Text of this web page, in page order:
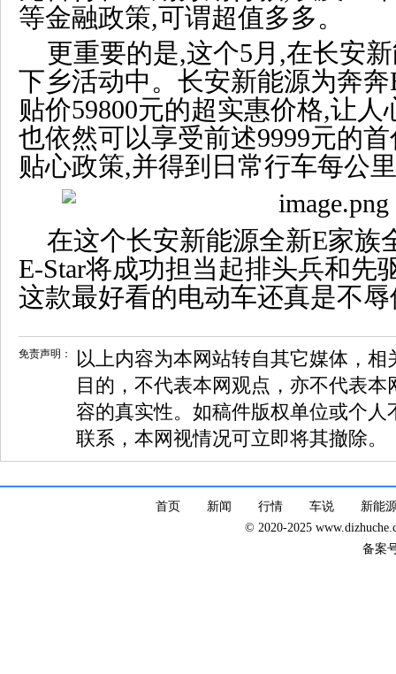
等金融政策,可谓超值多多。
更重要的是,这个5月,在长安
下乡活动中。长安新能源为奔奔
贴价59800元的超实惠价格,让
也依然可以享受前述9999元的
贴心政策,并得到日常行车每公
在这个长安新能源全新E家族
E-Star将成功担当起排头兵和先
这款最好看的电动车还真是不
免责声明：
以上内容为本网站转自其它媒体，
目的，不代表本网观点，亦不代表
容的真实性。如稿件版权单位或个
联系，本网视情况可立即将其撤除。
首页 新闻 行情 车说
新能
© 2020-2025
备案